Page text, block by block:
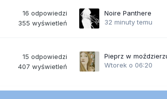
16 odpowiedzi
355 wyświetleń
Noire Panthere
32 minuty temu
15 odpowiedzi
407 wyświetleń
Pieprz w
Wtorek o 06:20